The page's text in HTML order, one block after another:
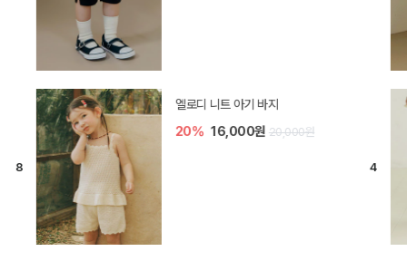
엘로디 니트 아기 바지
20% 16,000원 20,000원